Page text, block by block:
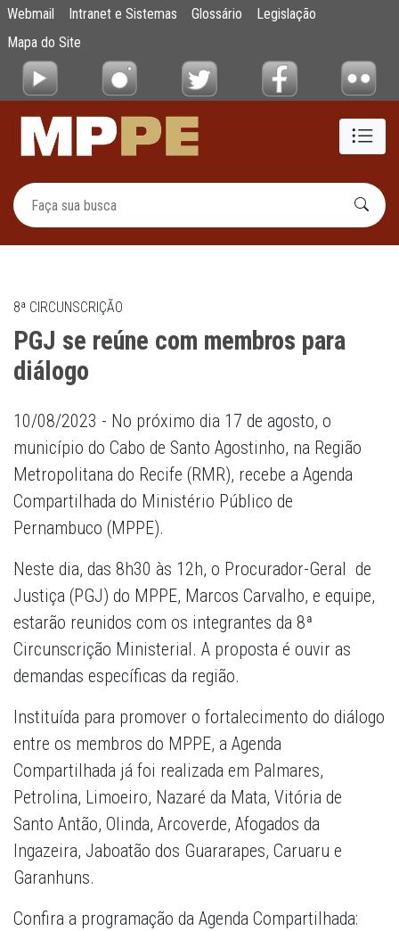
Pular para o Conteúdo principal
PGJ se reúne com membros para diálogo
Webmail Intranet e Sistemas Glossário
Legislação
Mapa do Site
8ª CIRCUNSCRIÇÃO
PGJ se reúne com membros para
diálogo
10/08/2023 - No próximo dia 17 de agosto, o
município do Cabo de Santo Agostinho, na Região
Metropolitana do Recife (RMR), recebe a Agenda
Compartilhada do Ministério Público de
Pernambuco (MPPE).
Neste dia, das 8h30 às 12h, o Procurador-Geral de
Justiça (PGJ) do MPPE, Marcos Carvalho, e equipe,
estarão reunidos com os integrantes da 8ª
Circunscrição Ministerial. A proposta é ouvir as
demandas específicas da região.
Instituída para promover o fortalecimento do diálogo
entre os membros do MPPE, a Agenda
Compartilhada já foi realizada em Palmares,
Petrolina, Limoeiro, Nazaré da Mata, Vitória de
Santo Antão, Olinda, Arcoverde, Afogados da
Ingazeira, Jaboatão dos Guararapes, Caruaru e
Garanhuns.
Confira a programação da Agenda Compartilhada: